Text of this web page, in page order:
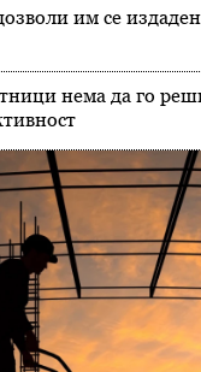
им се
нема да го